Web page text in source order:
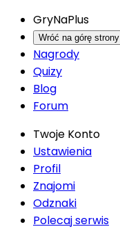
GryNaPlus
Wróć na górę strony
Nagrody
Quizy
Blog
Forum
Twoje Konto
Ustawienia
Profil
Znajomi
Odznaki
Polecaj serwis